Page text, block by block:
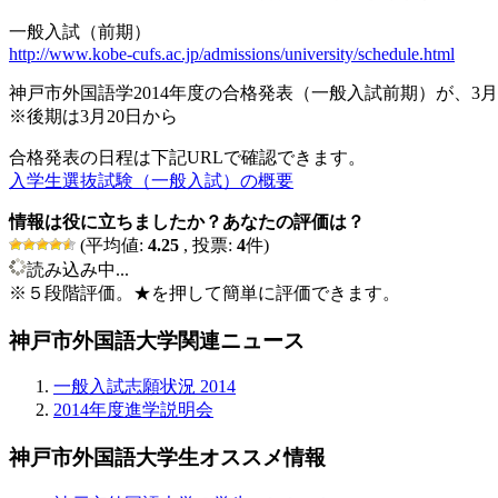
一般入試（前期）
http://www.kobe-cufs.ac.jp/admissions/university/schedule.html
神戸市外国語学2014年度の合格発表（一般入試前期）が、3
※後期は3月20日から
合格発表の日程は下記URLで確認できます。
入学生選抜試験（一般入試）の概要
情報は役に立ちましたか？あなたの評価は？
(平均値: 4.25 , 投票: 4件)
読み込み中...
※５段階評価。★を押して簡単に評価できます。
神戸市外国語大学関連ニュース
一般入試志願状況 2014
2014年度進学説明会
神戸市外国語大学生オススメ情報